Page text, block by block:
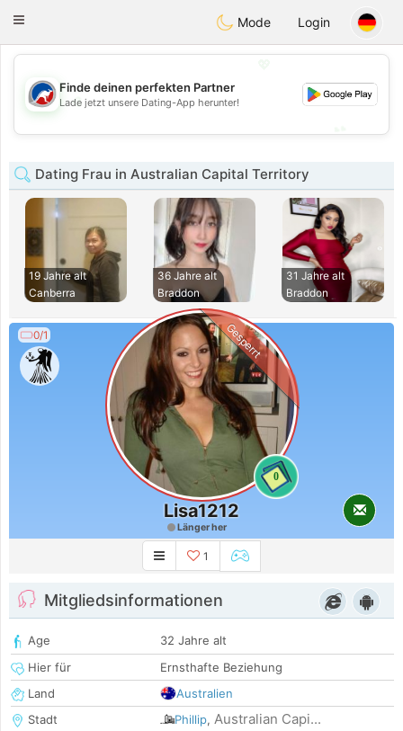
Australia Chat
Toggle
Mode Login
💖
💕
Finde deinen perfekten Partner
Lade jetzt unsere Dating-App herunter!
Dating Frau in Australian Capital Territory
19 Jahre alt
Canberra
36 Jahre alt
Braddon
31 Jahre alt
Braddon
0/1
0
Gesperrt
Lisa1212
Länger her
1
Mitgliedsinformationen
Age
32 Jahre alt
Hier für
Ernsthafte Beziehung
Land
Australien
Stadt
Phillip, Australian Capi...